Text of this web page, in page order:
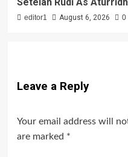
editor1 August 6, 2026 0
Leave a Reply
Your email address will
are marked *